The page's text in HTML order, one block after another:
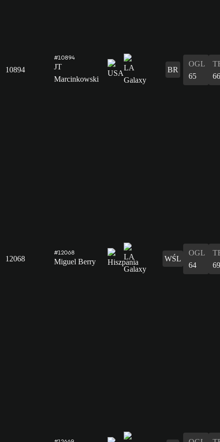
10894
#10894
JT
Marcinkowski
BR
OGL
65
66
12068
#12068
Miguel Berry WŚL
OGL
64
69